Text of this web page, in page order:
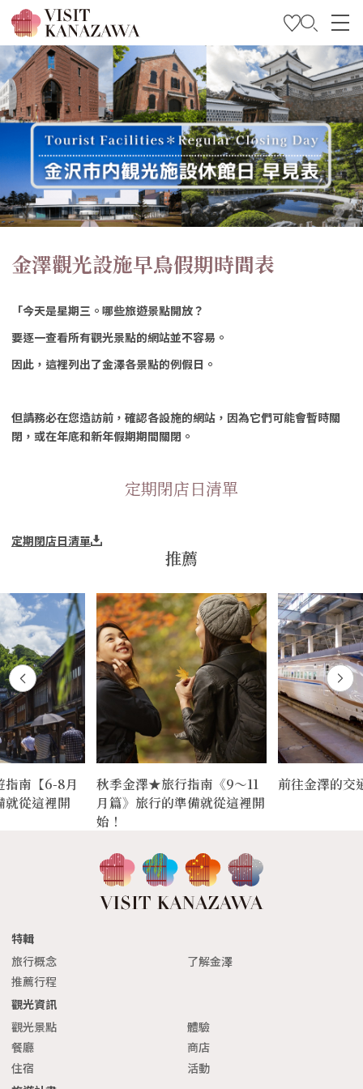
特輯
觀光資訊
旅遊計畫
Travel Trade and Media
Languages
金澤觀光設施早鳥假期時間表
「今天是星期三。哪些旅遊景點開放？
要逐一查看所有觀光景點的網站並不容易。
因此，這裡列出了金澤各景點的例假日。
但請務必在您造訪前，確認各設施的網站，因為它們可能會暫時關
閉，或在年底和新年假期期間關閉。
定期閉店日清單
定期閉店日清單
推薦
南【6-8月
就從這裡開
秋季金澤★旅行指南《9〜11
月篇》旅行的準備就從這裡開
始！
前往金澤的交
特輯
旅行概念
了解金澤
推薦行程
觀光資訊
觀光景點
體驗
餐廳
商店
住宿
活動